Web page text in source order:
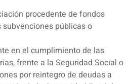
procedente de fondos
públicas o
en el cumplimiento de las
frente a la Seguridad Social o
por reintegro de deudas a